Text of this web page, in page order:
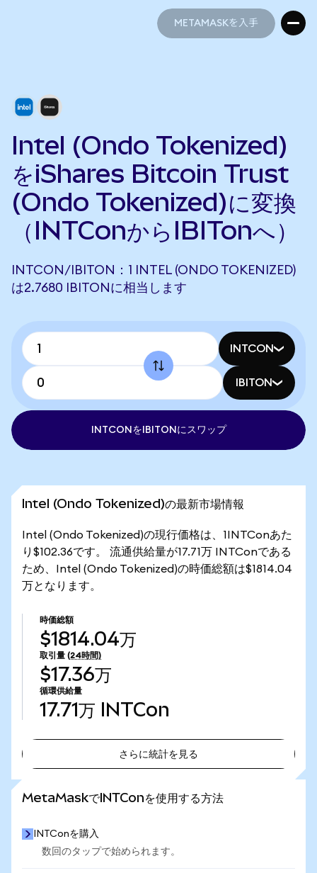
METAMASKを入手
Intel (Ondo Tokenized)
をiShares Bitcoin Trust
(Ondo Tokenized)に変換
（INTConからIBITonへ）
INTCON/IBITON：1 INTEL (ONDO TOKENIZED)
は2.7680 IBITONに相当します
INTCON
IBITON
INTCONをIBITONにスワップ
Intel (Ondo Tokenized)の最新市場情報
Intel (Ondo Tokenized)の現行価格は、1INTConあた
り$102.36です。 流通供給量が17.71万 INTConである
ため、Intel (Ondo Tokenized)の時価総額は$1814.04
万となります。
時価総額
$1814.04万
取引量 (24時間)
$17.36万
循環供給量
17.71万 INTCon
さらに統計を見る
MetaMaskでINTConを使用する方法
INTConを購入
数回のタップで始められます。